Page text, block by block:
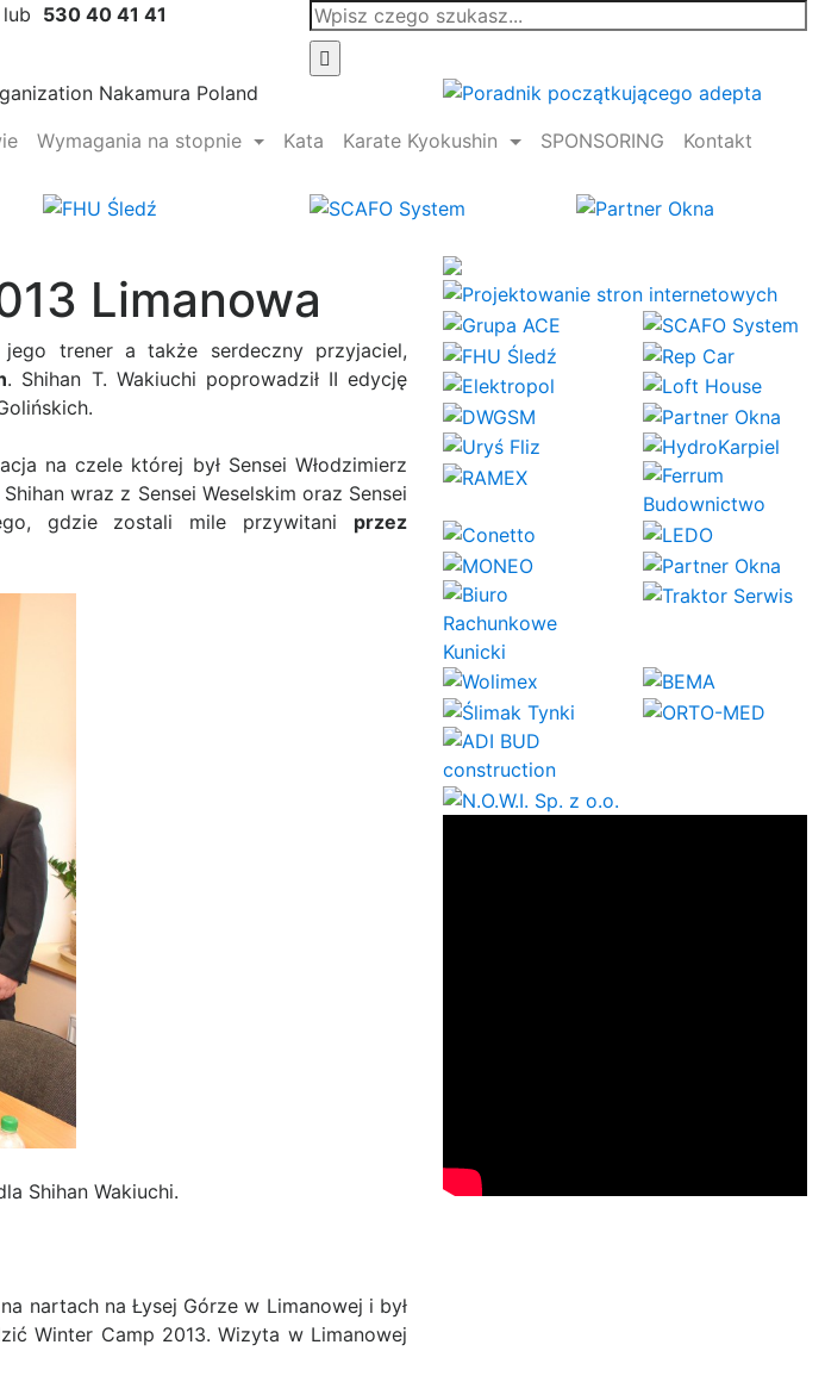
lub 530 40 41 41 Szukaj:
Wymagania na stopnie Kata Karate Kyokushin SPONSORING Kontakt
Limanowa
trener a także serdeczny przyjaciel,
. Shihan T. Wakiuchi poprowadził II edycję
na czele której był Sensei Włodzimierz
wraz z Sensei Weselskim oraz Sensei
gdzie zostali mile przywitani przez
Shihan Wakiuchi.
nartach na Łysej Górze w Limanowej i był
Winter Camp 2013. Wizyta w Limanowej